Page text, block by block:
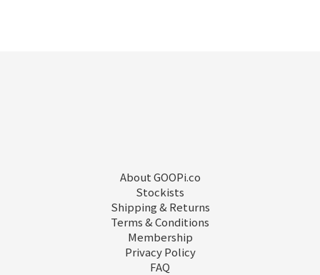
About GOOPi.co
Stockists
Shipping & Returns
Terms & Conditions
Membership
Privacy Policy
FAQ